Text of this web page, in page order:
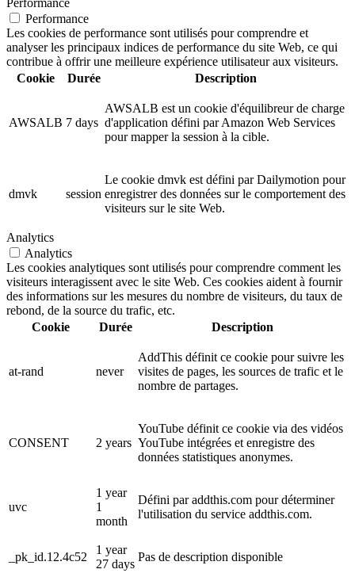
Performance
Performance
Les cookies de performance sont utilisés pour comprendre et
analyser les principaux indices de performance du site Web, ce qui
contribue à offrir une meilleure expérience utilisateur aux visiteurs.
Cookie
Durée Description
AWSALB 7 days
AWSALB est un cookie d'équilibreur de charge
d'application défini par Amazon Web Services
pour mapper la session à la cible.
dmvk session
Le cookie dmvk est défini par Dailymotion pour
enregistrer des données sur le comportement des
visiteurs sur le site Web.
Analytics
Analytics
Les cookies analytiques sont utilisés pour comprendre comment les
visiteurs interagissent avec le site Web. Ces cookies aident à fournir
des informations sur les mesures du nombre de visiteurs, du taux de
rebond, de la source du trafic, etc.
Cookie
Durée Description
at-rand never
AddThis définit ce cookie pour suivre les
visites de pages, les sources de trafic et le
nombre de partages.
CONSENT 2 years
YouTube définit ce cookie via des vidéos
YouTube intégrées et enregistre des
données statistiques anonymes.
uvc
1 year
1
month
Défini par addthis.com pour déterminer
l'utilisation du service addthis.com.
_pk_id.12.4c52
1 year
27 days
Pas de description disponible